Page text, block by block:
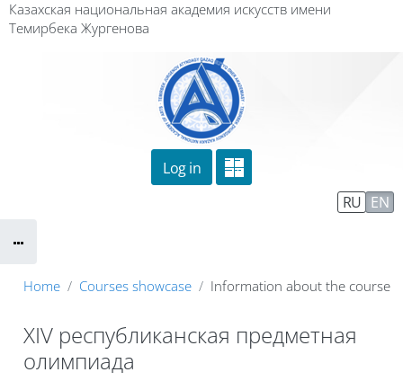
Skip to main content
Казахская национальная академия искусств имени
Темирбека Жургенова
Log in
RU EN
Home Courses showcase Information about the course
XIV республиканская предметная
олимпиада